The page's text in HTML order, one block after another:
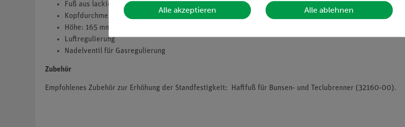
Fuß aus lackiertem Grauguss
Kopfdurchmesser: 17 mm
Höhe: 165 mm
Luftregulierung
Nadelventil für Gasregulierung
Zubehör
Empfohlenes Zubehör zur Erhöhung der Standfestigkeit: Haftfuß für Bunsen- und Teclubrenner (32160-00).
Alle akzeptieren Alle ablehnen